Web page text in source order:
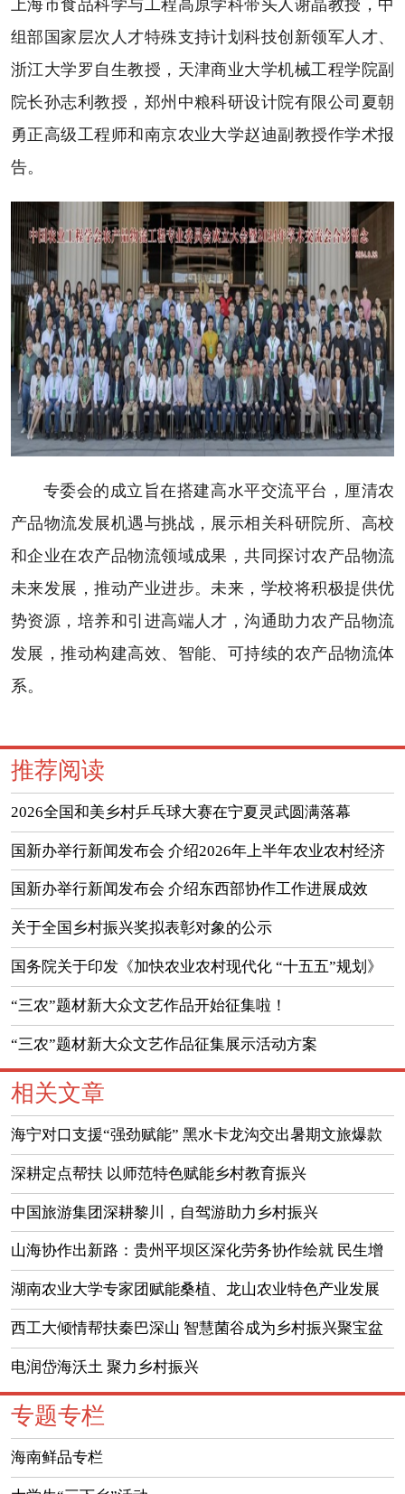
上海市食品科学与工程高原学科带头人谢晶教授，中
组部国家层次人才特殊支持计划科技创新领军人才、
浙江大学罗自生教授，天津商业大学机械工程学院副
院长孙志利教授，郑州中粮科研设计院有限公司夏朝
勇正高级工程师和南京农业大学赵迪副教授作学术报
告。
专委会的成立旨在搭建高水平交流平台，厘清农
产品物流发展机遇与挑战，展示相关科研院所、高校
和企业在农产品物流领域成果，共同探讨农产品物流
未来发展，推动产业进步。未来，学校将积极提供优
势资源，培养和引进高端人才，沟通助力农产品物流
发展，推动构建高效、智能、可持续的农产品物流体
系。
推荐阅读
2026全国和美乡村乒乓球大赛在宁夏灵武圆满落幕
国新办举行新闻发布会 介绍2026年上半年农业农村经济
运行情况
国新办举行新闻发布会 介绍东西部协作工作进展成效
（实录）
关于全国乡村振兴奖拟表彰对象的公示
国务院关于印发《加快农业农村现代化 “十五五”规划》
的通知
“三农”题材新大众文艺作品开始征集啦！
“三农”题材新大众文艺作品征集展示活动方案
相关文章
海宁对口支援“强劲赋能” 黑水卡龙沟交出暑期文旅爆款
答卷
深耕定点帮扶 以师范特色赋能乡村教育振兴
中国旅游集团深耕黎川，自驾游助力乡村振兴
山海协作出新路：贵州平坝区深化劳务协作绘就 民生增
收新图景
湖南农业大学专家团赋能桑植、龙山农业特色产业发展
西工大倾情帮扶秦巴深山 智慧菌谷成为乡村振兴聚宝盆
电润岱海沃土 聚力乡村振兴
专题专栏
海南鲜品专栏